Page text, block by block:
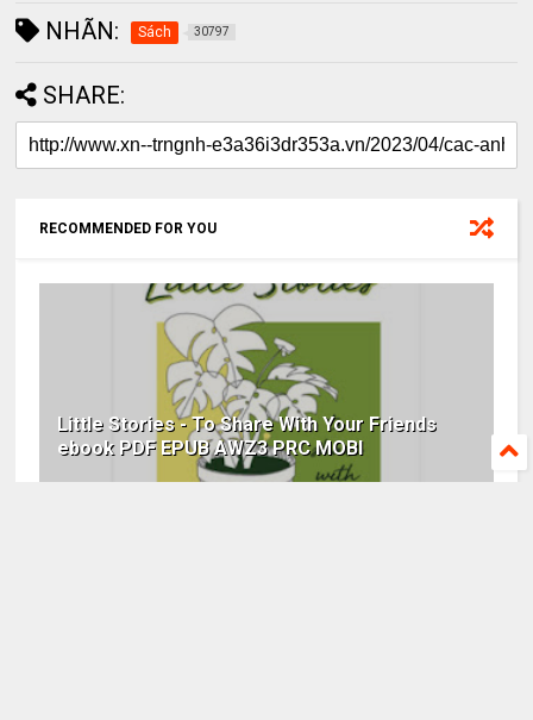
NHÃN: Sách 30797
SHARE:
RECOMMENDED FOR YOU
Little Stories - To Share With Your Friends
ebook PDF EPUB AWZ3 PRC MOBI